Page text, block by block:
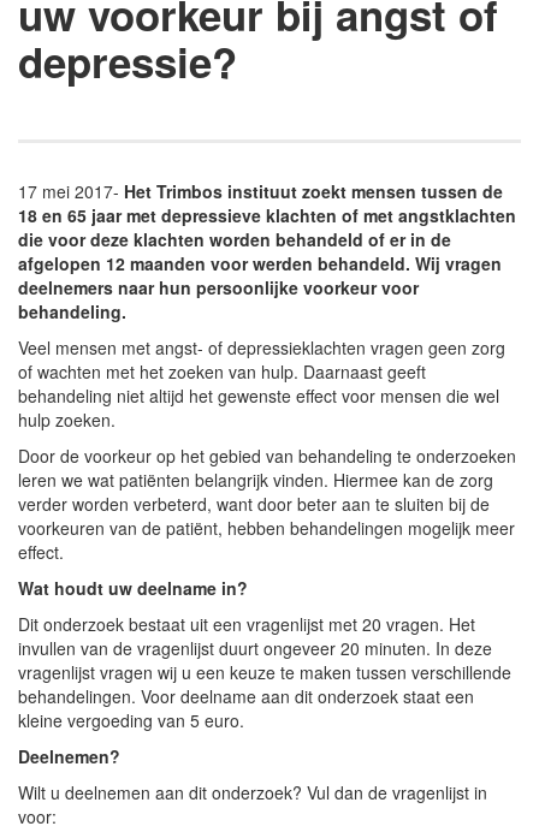
uw voorkeur bij angst of
depressie?
17 mei 2017- Het Trimbos instituut zoekt mensen tussen de
18 en 65 jaar met depressieve klachten of met angstklachten
die voor deze klachten worden behandeld of er in de
afgelopen 12 maanden voor werden behandeld. Wij vragen
deelnemers naar hun persoonlijke voorkeur voor
behandeling.
Veel mensen met angst- of depressieklachten vragen geen zorg
of wachten met het zoeken van hulp. Daarnaast geeft
behandeling niet altijd het gewenste effect voor mensen die wel
hulp zoeken.
Door de voorkeur op het gebied van behandeling te onderzoeken
leren we wat patiënten belangrijk vinden. Hiermee kan de zorg
verder worden verbeterd, want door beter aan te sluiten bij de
voorkeuren van de patiënt, hebben behandelingen mogelijk meer
effect.
Wat houdt uw deelname in?
Dit onderzoek bestaat uit een vragenlijst met 20 vragen. Het
invullen van de vragenlijst duurt ongeveer 20 minuten. In deze
vragenlijst vragen wij u een keuze te maken tussen verschillende
behandelingen. Voor deelname aan dit onderzoek staat een
kleine vergoeding van 5 euro.
Deelnemen?
Wilt u deelnemen aan dit onderzoek? Vul dan de vragenlijst in
voor: